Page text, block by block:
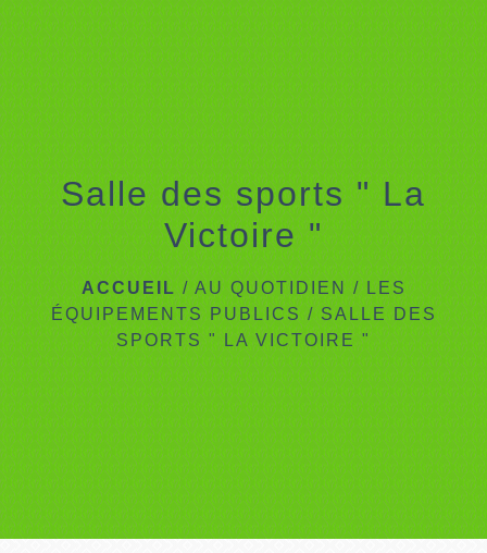
menu
Salle des sports " La
Victoire "
ACCUEIL/ AU QUOTIDIEN / LES
ÉQUIPEMENTS PUBLICS/SALLE DES
SPORTS " LA VICTOIRE "